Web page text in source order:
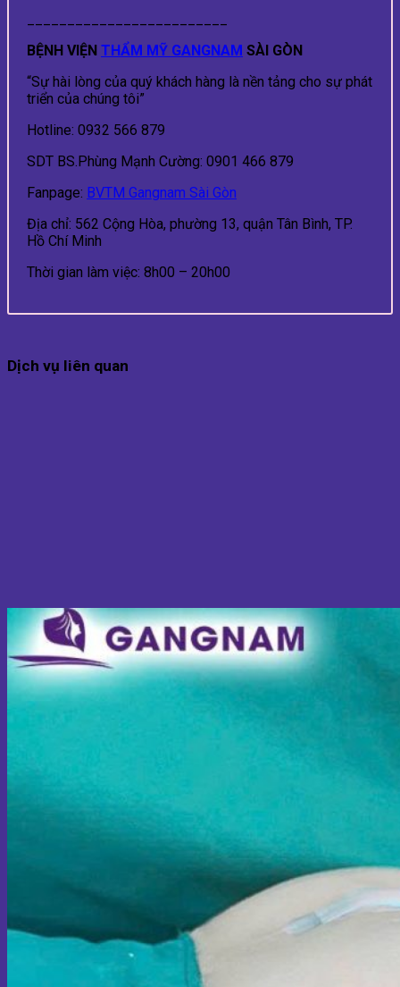
BỆNH VIỆN THẨM MỸ GANGNAM SÀI GÒN
“Sự hài lòng của quý khách hàng là nền tảng cho sự phát
triển của chúng tôi”
Hotline: 0932 566 879
SDT BS.Phùng Mạnh Cường: 0901 466 879
Fanpage: BVTM Gangnam Sài Gòn
Địa chỉ: 562 Cộng Hòa, phường 13, quận Tân Bình, TP.
Hồ Chí Minh
Thời gian làm việc: 8h00 – 20h00
Dịch vụ liên quan